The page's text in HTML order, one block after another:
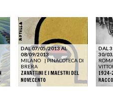
DAL 07/05/2013 AL
08/09/2013
MILANO
|PINACOTECA DI
BRERA
ZAVATTINI E I MAESTRI DEL
NOVECENTO
DAL
30/
1924-